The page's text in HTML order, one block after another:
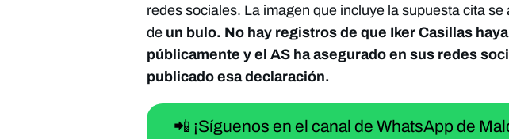
redes sociales. La imagen que incluye la supuesta cita
de un bulo. No hay registros de que Iker Casillas
públicamente y el AS ha asegurado en sus redes
publicado esa declaración.
📲 ¡Síguenos en el canal de WhatsApp de